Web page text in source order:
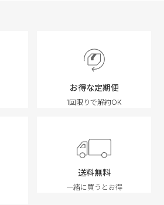
お得な定期便
1回限りで解約OK
送料無料
一緒に買うとお得